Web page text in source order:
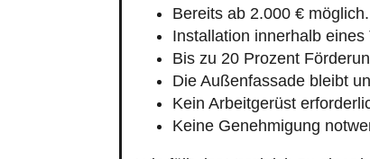
Installation innerhalb eines
Bis zu 20 Prozent
Die Außenfassade bleibt
Kein Arbeitgerüst
Keine Genehmigung